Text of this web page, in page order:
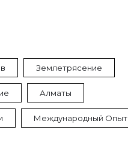
Землетрясение
Алматы
Международный Опыт